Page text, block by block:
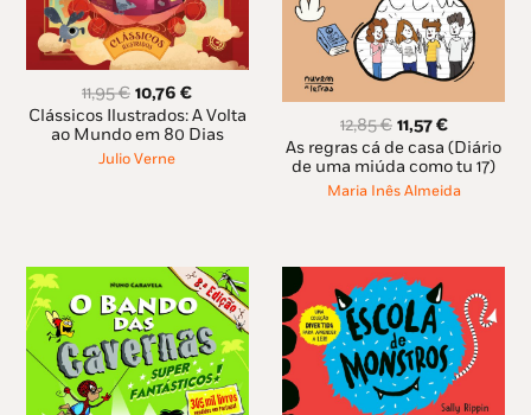
11,95€ O
preço
original
era:
10,76€O
preço
atual
Clássicos Ilustrados: A Volta
ao Mundo em 80 Dias
Julio Verne
12,85€ O
preço
original
era:
11,57€O
preço
atual
é:
As regras cá de casa (Diário
de uma miúda como tu 17)
Maria Inês Almeida